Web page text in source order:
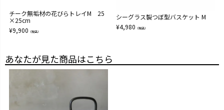
チーク無垢材の花びらトレイM 25
×25cm
¥9,900 （税込）
シーグラス製つぼ型バスケット M
¥4,980 （税込）
あなたが見た商品はこちら